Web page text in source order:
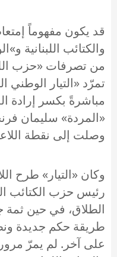
قد يكون مفهوماً
والكتائب اللبنانية
من تصرفات «حزب
تمرّد «التيار
مباشرةً بكسر إرادة
«المردة» سليمان
وصلت إلى نقطة
وكان «التيار» طرح
رئيس حزب الكتائب
الطلاق، في حين
طريقة حكم جديدة
على آخر. لم يمرّ